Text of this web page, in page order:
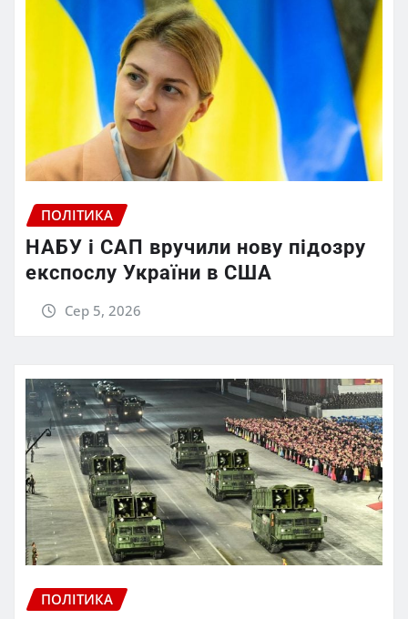
ПОЛІТИКА
НАБУ і САП вручили нову підозру
експослу України в США
Сер 5, 2026
ПОЛІТИКА